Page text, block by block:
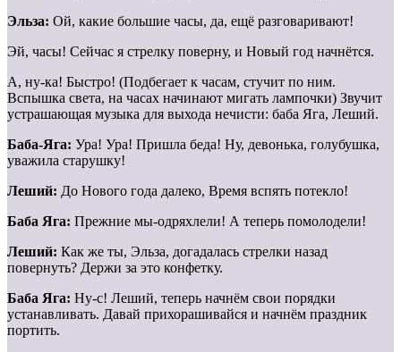
Эльза: Ой, какие большие часы, да, ещё разговаривают!
Эй, часы! Сейчас я стрелку поверну, и Новый год начнётся.
А, ну-ка! Быстро! (Подбегает к часам, стучит по ним.
Вспышка света, на часах начинают мигать лампочки) Звучит
устрашающая музыка для выхода нечисти: баба Яга, Леший.
Баба-Яга: Ура! Ура! Пришла беда! Ну, девонька, голубушка,
уважила старушку!
Леший: До Нового года далеко, Время вспять потекло!
Баба Яга: Прежние мы-одряхлели! А теперь помолодели!
Леший: Как же ты, Эльза, догадалась стрелки назад
повернуть? Держи за это конфетку.
Баба Яга: Ну-с! Леший, теперь начнём свои порядки
устанавливать. Давай прихорашивайся и начнём праздник
портить.